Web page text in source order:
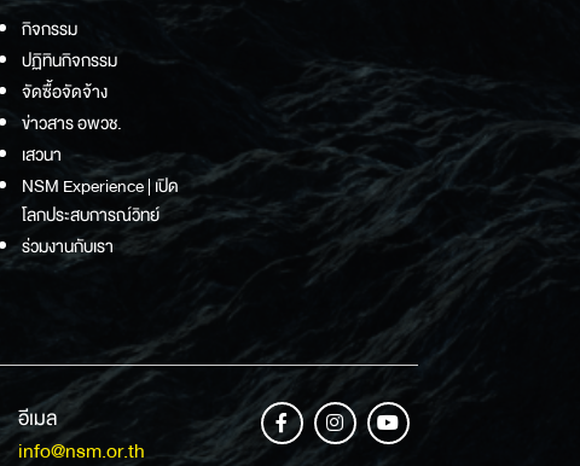
กิจกรรม
ปฏิทินกิจกรรม
จัดซื้อจัดจ้าง
ข่าวสาร อพวช.
เสวนา
NSM Experience | เปิด
โลกประสบการณ์วิทย์
ร่วมงานกับเรา
อีเมล
info@nsm.or.th